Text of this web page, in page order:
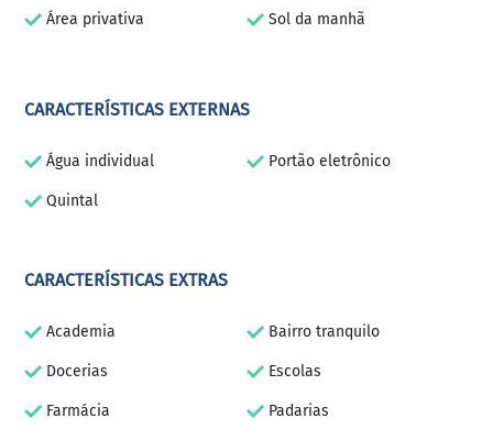
Área privativa Sol da manhã
CARACTERÍSTICAS EXTERNAS
Água individual Portão eletrônico
Quintal
CARACTERÍSTICAS EXTRAS
Academia Bairro tranquilo
Docerias Escolas
Farmácia Padarias